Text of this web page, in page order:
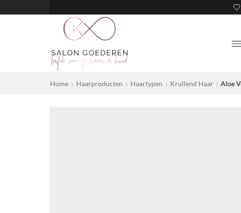
Home Haarproducten Haartypen Krullend Haar Aloe